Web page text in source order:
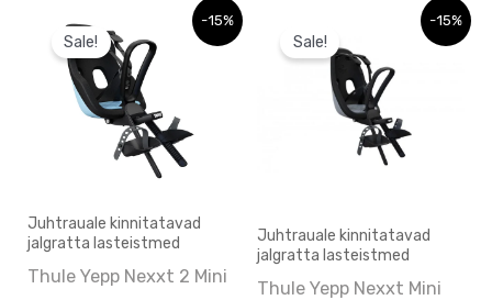
-15%
Sale!
Juhtrauale kinnitatavad
jalgratta lasteistmed
Thule Yepp Nexxt 2 Mini
tootel
on
mitu
varianti.
Valikuid
saab
teha
tootelehel.
-15%
Sale!
Juhtrauale kinnitatavad
jalgratta lasteistmed
Thule Yepp Nexxt Mini
tootel
on
mitu
varianti.
teha
tootelehel.